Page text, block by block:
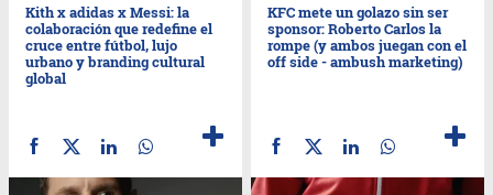
Kith x adidas x Messi: la
colaboración que redefine el
cruce entre fútbol, lujo
urbano y branding cultural
global
KFC mete un golazo sin ser
sponsor: Roberto Carlos la
rompe (y ambos juegan con el
off side - ambush marketing)